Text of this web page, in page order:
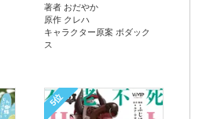
著者 おだやか
原作 クレハ
キャラクター原案 ボダック
ス
5位